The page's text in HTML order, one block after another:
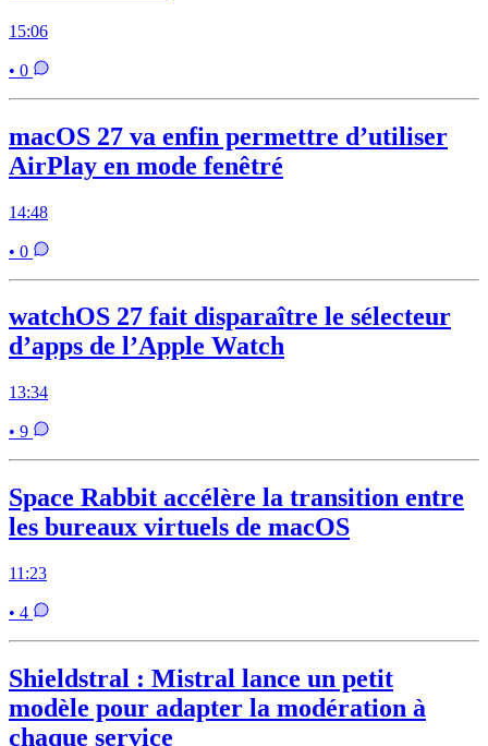
15:06
• 0
macOS 27 va enfin permettre d’utiliser
AirPlay en mode fenêtré
14:48
• 0
watchOS 27 fait disparaître le sélecteur
d’apps de l’Apple Watch
13:34
• 9
Space Rabbit accélère la transition entre
les bureaux virtuels de macOS
11:23
• 4
Shieldstral : Mistral lance un petit
modèle pour adapter la modération à
chaque service